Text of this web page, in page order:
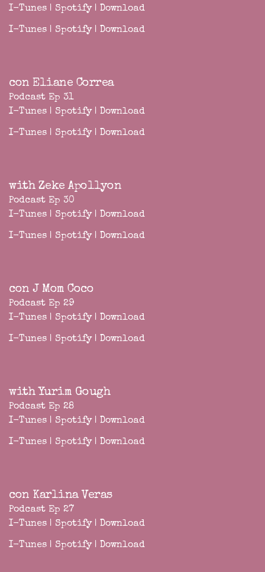
I-Tunes | Spotify| Download
I-Tunes | Spotify| Download
con Eliane Correa
Podcast Ep 31
I-Tunes | Spotify| Download
I-Tunes | Spotify| Download
with Zeke Apollyon
Podcast Ep 30
I-Tunes | Spotify| Download
I-Tunes | Spotify| Download
con J Mom Coco
Podcast Ep 29
I-Tunes | Spotify| Download
I-Tunes | Spotify| Download
with Yurim Gough
Podcast Ep 28
I-Tunes | Spotify| Download
I-Tunes | Spotify| Download
con Karlina Veras
Podcast Ep 27
I-Tunes | Spotify| Download
I-Tunes | Spotify| Download